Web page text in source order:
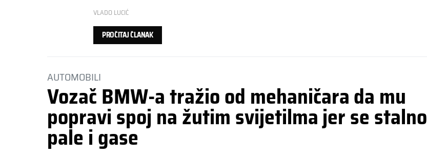
VLADO LUCIĆ
PROČITAJ ČLANAK
AUTOMOBILI
Vozač BMW-a tražio od mehaničara da mu
popravi spoj na žutim svijetilma jer se stalno
pale i gase